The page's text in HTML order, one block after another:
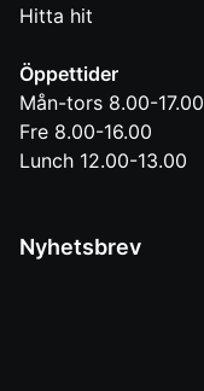
Hitta hit
Öppettider
Mån-tors 8.00-17.00
Fre 8.00-16.00
Lunch 12.00-13.00
Nyhetsbrev